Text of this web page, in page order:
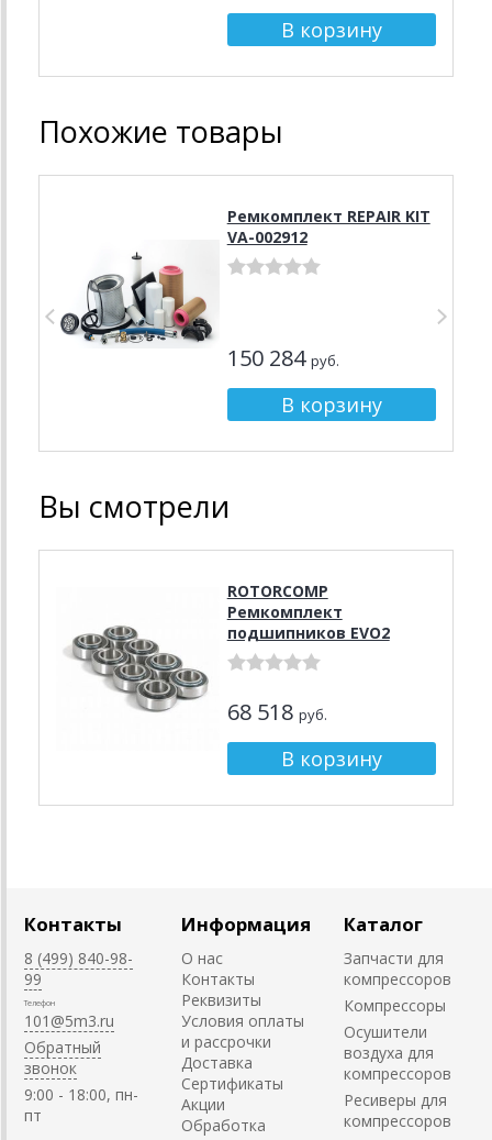
Похожие товары
Ремкомплект REPAIR KIT
VA-002912
150 284 руб.
Вы смотрели
ROTORCOMP
Ремкомплект
подшипников EVO2
68 518 руб.
Контакты
8 (499) 840-98-
99
Телефон
101@5m3.ru
Обратный
звонок
9:00 - 18:00, пн-
пт
Информация
О нас
Контакты
Реквизиты
Условия оплаты
и рассрочки
Доставка
Сертификаты
Акции
Обработка
Каталог
Запчасти для
компрессоров
Компрессоры
Осушители
воздуха для
компрессоров
Ресиверы для
компрессоров